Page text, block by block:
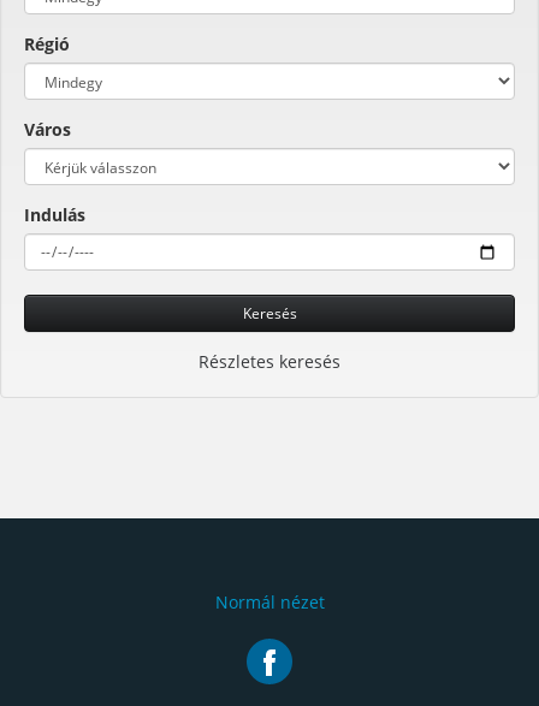
Régió
Város
Indulás
Keresés
Részletes keresés
Normál nézet